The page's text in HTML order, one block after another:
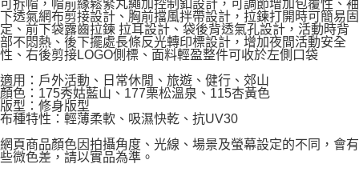
可拆帽，帽前緣鬆緊丸繩加控制釦設計，可調節增加包覆性、袖
下透氣網布剪接設計、胸前擋風拌帶設計，拉鍊打開時可簡易固
定、前下袋露齒拉鍊 拉耳設計、袋後背透氣孔設計，活動時背
部不悶熱、後下擺處長條反光轉印標設計，增加夜間活動安全
性、右後剪接LOGO側標、面料輕盈整件可收於左側口袋
適用：戶外活動、日常休閒、旅遊、健行、郊山
顏色：175秀姑藍山、177栗松溫泉、115杏黃色
版型：修身版型
布種特性：輕薄柔軟、吸濕快乾、抗UV30
網頁商品顏色因拍攝角度、光線、場景及螢幕設定的不同，會有
些微色差，請以實品為準。